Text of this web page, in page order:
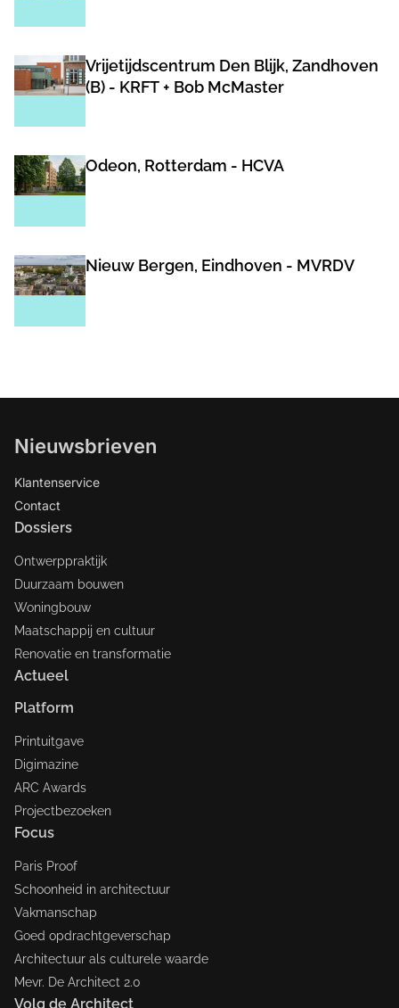
Vrijetijdscentrum Den Blijk, Zandhoven
(B) - KRFT + Bob McMaster
Odeon, Rotterdam - HCVA
Nieuw Bergen, Eindhoven - MVRDV
Nieuwsbrieven
Klantenservice
Contact
Dossiers
Ontwerppraktijk
Duurzaam bouwen
Woningbouw
Maatschappij en cultuur
Renovatie en transformatie
Actueel
Platform
Printuitgave
Digimazine
ARC Awards
Projectbezoeken
Focus
Paris Proof
Schoonheid in architectuur
Vakmanschap
Goed opdrachtgeverschap
Architectuur als culturele waarde
Mevr. De Architect 2.0
Volg de Architect